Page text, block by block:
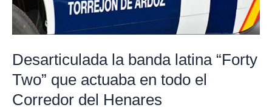
Desarticulada la banda latina “Forty
Two” que actuaba en todo el
Corredor del Henares
en
todo
Corredor
del
Henares